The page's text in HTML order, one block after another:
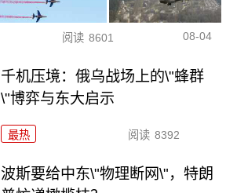
阅读 8601 08-04
千机压境：俄乌战场上的\"蜂群
\"博弈与东大启示
最热 阅读 8392
波斯要给中东\"物理断网\"，特朗